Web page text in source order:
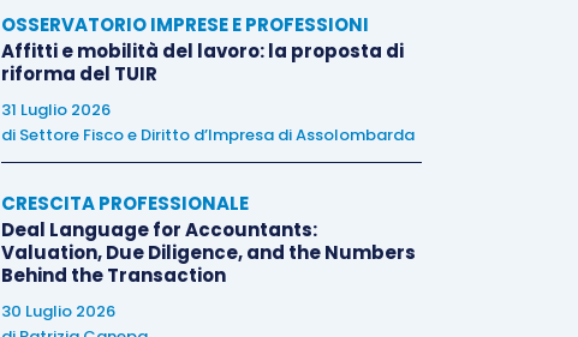
OSSERVATORIO IMPRESE E PROFESSIONI
Affitti e mobilità del lavoro: la proposta di
riforma del TUIR
31 Luglio 2026
di Settore Fisco e Diritto d’Impresa di Assolombarda
CRESCITA PROFESSIONALE
Deal Language for Accountants:
Valuation, Due Diligence, and the Numbers
Behind the Transaction
30 Luglio 2026